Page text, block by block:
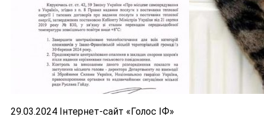
29.03.2024 Інтернет-сайт «Голос ІФ»